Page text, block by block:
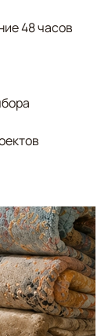
48 часов